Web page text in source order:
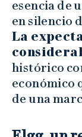
esencia de
en silencio
La
histórico
económico
de una